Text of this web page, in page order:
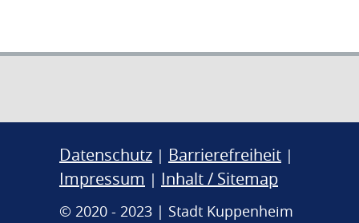
Datenschutz | Barrierefreiheit |
Impressum | Inhalt / Sitemap
© 2020 - 2023 | Stadt Kuppenheim